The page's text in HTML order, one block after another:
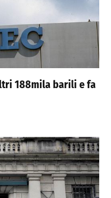
188mila barili e fa